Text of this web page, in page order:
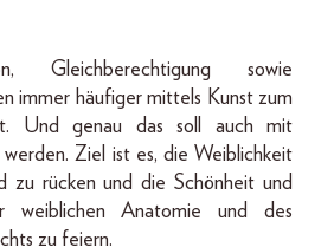
Gleichberechtigung sowie
immer häufiger mittels Kunst zum
Und genau das soll auch mit
werden. Ziel ist es, die Weiblichkeit
zu rücken und die Schönheit und
weiblichen Anatomie und des
zu feiern.